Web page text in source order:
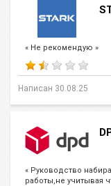
« Не рекомендую »
Написан 30.08.25
« Руководство
работы,не учитывая